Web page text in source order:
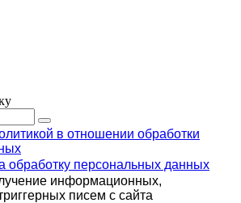
в отношении обработки
обработку персональных данных
информационных,
писем с сайта